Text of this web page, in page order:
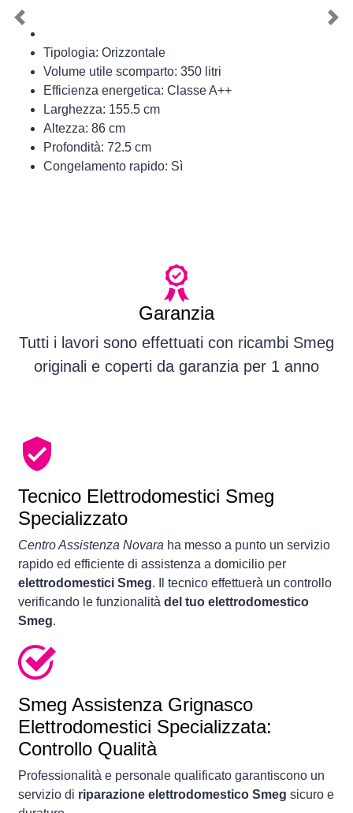
Tipologia: Orizzontale
Volume utile scomparto: 350 litri
Efficienza energetica: Classe A++
Larghezza: 155.5 cm
Altezza: 86 cm
Profondità: 72.5 cm
Congelamento rapido: Sì
Previous
Garanzia
Tutti i lavori sono effettuati con ricambi Smeg
originali e coperti da garanzia per 1 anno
Tecnico Elettrodomestici Smeg
Specializzato
Centro Assistenza Novara ha messo a punto un servizio
rapido ed efficiente di assistenza a domicilio per
elettrodomestici Smeg. Il tecnico effettuerà un controllo
verificando le funzionalità del tuo elettrodomestico
Smeg.
Smeg Assistenza Grignasco
Elettrodomestici Specializzata:
Controllo Qualità
Professionalità e personale qualificato garantiscono un
servizio di riparazione elettrodomestico Smeg sicuro e